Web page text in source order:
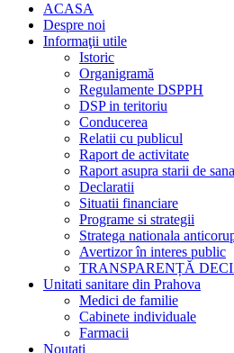
ACASA
Despre noi
Informaţii utile
Istoric
Organigramă
Regulamente DSPPH
DSP in teritoriu
Conducerea
Relatii cu publicul
Raport de activitate
Raport asupra starii de
Declaratii
Situatii financiare
Programe si strategii
Stratega nationala
Avertizor în interes public
TRANSPARENȚĂ
Unitati sanitare din Prahova
Medici de familie
Cabinete individuale
Farmacii
Noutati